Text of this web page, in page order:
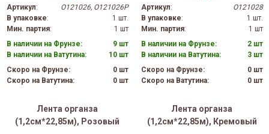
Артикул:
O121026, O121026P
В упаковке:
1 шт.
Мин. партия:
1 шт
В наличии на Фрунзе:
9 шт
В наличии на Ватутина:
10 шт
Скоро на Фрунзе:
0 шт
Скоро на Ватутина:
0 шт
Артикул:
O121028
В упаковке:
1 шт.
Мин. партия:
1 шт
В наличии на Фрунзе:
2 шт
В наличии на Ватутина:
3 шт
Скоро на Фрунзе:
0 шт
Скоро на Ватутина:
0 шт
Лента органза
(1,2см*22,85м), Розовый
Лента органза
(1,2см*22,85м), Кремовый